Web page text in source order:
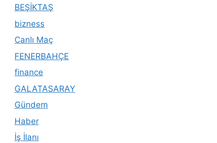
BEŞİKTAŞ
bizness
Canlı Maç
FENERBAHÇE
finance
GALATASARAY
Gündem
Haber
İş İlanı